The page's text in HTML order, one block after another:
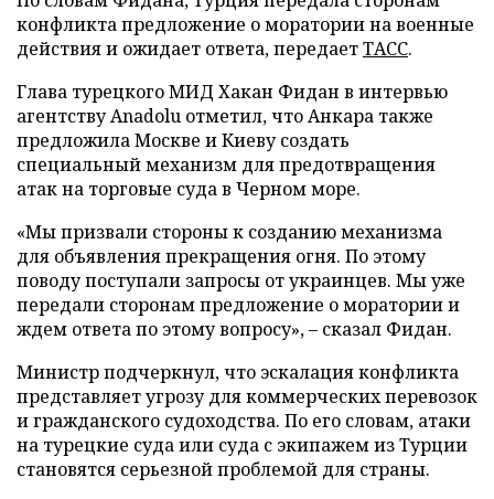
конфликта предложение о моратории на военные
действия и ожидает ответа, передаетТАСС.
Глава турецкого МИД Хакан Фидан в интервью
агентству Anadolu отметил, что Анкара также
предложила Москве и Киеву создать
специальный механизм для предотвращения
атак на торговые суда в Черном море.
«Мы призвали стороны к созданию механизма
для объявления прекращения огня. По этому
поводу поступали запросы от украинцев. Мы уже
передали сторонам предложение о моратории и
ждем ответа по этому вопросу», – сказал Фидан.
Министр подчеркнул, что эскалация конфликта
представляет угрозу для коммерческих перевозок
и гражданского судоходства. По его словам, атаки
на турецкие суда или суда с экипажем из Турции
становятся серьезной проблемой для страны.